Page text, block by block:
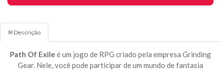
✉ Descrição
Path Of Exile é um jogo de RPG criado pela empresa Grinding
Gear. Nele, você pode participar de um mundo de fantasia